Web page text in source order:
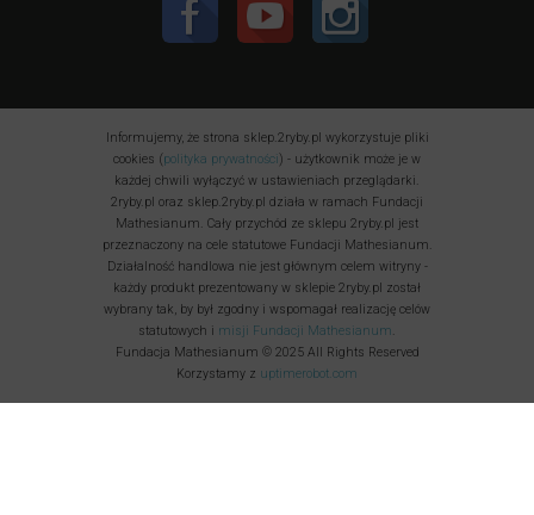
Informujemy, że strona sklep.2ryby.pl wykorzystuje pliki
cookies (polityka prywatności) - użytkownik może je w
każdej chwili wyłączyć w ustawieniach przeglądarki.
2ryby.pl oraz sklep.2ryby.pl działa w ramach Fundacji
Mathesianum. Cały przychód ze sklepu 2ryby.pl jest
przeznaczony na cele statutowe Fundacji Mathesianum.
Działalność handlowa nie jest głównym celem witryny -
każdy produkt prezentowany w sklepie 2ryby.pl został
wybrany tak, by był zgodny i wspomagał realizację celów
statutowych i misji Fundacji Mathesianum
Fundacja Mathesianum © 2025 All Rights Reserved
Korzystamy z uptimerobot.com